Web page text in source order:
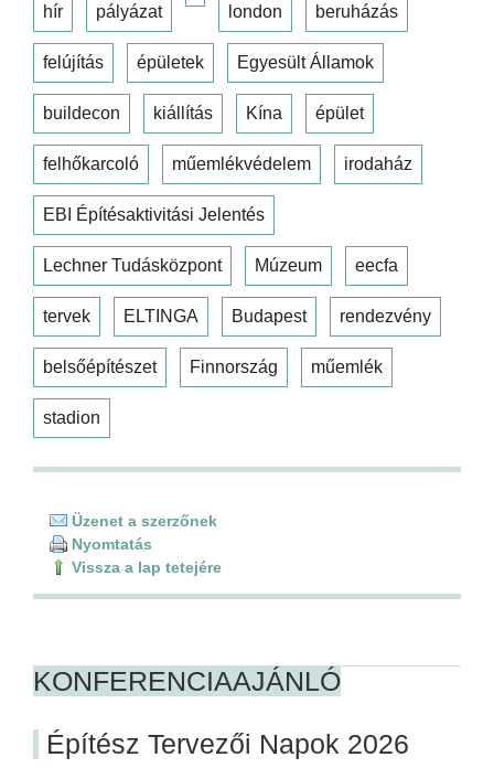
hír pályázat london beruházás
felújítás épületek Egyesült Államok
buildecon kiállítás Kína épület
felhőkarcoló műemlékvédelem irodaház
EBI Építésaktivitási Jelentés
Lechner Tudásközpont Múzeum eecfa
tervek ELTINGA Budapest rendezvény
belsőépítészet Finnország műemlék
stadion
Üzenet a szerzőnek
Nyomtatás
Vissza a lap tetejére
KONFERENCIAAJÁNLÓ
Építész Tervezői Napok 2026